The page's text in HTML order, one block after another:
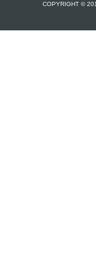
COPYRIGHT ©